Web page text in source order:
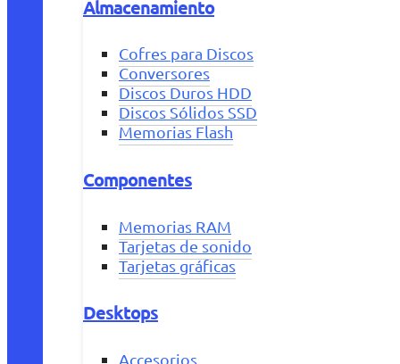
Almacenamiento
Cofres para Discos
Conversores
Discos Duros HDD
Discos Sólidos SSD
Memorias Flash
Componentes
Memorias RAM
Tarjetas de sonido
Tarjetas gráficas
Desktops
Accesorios